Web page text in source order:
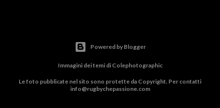
Powered by Blogger
Immagini dei temi di Colephotographic
Le foto pubblicate nel sito sono protette da Copyright. Per contatti
info@rugbychepassione.com